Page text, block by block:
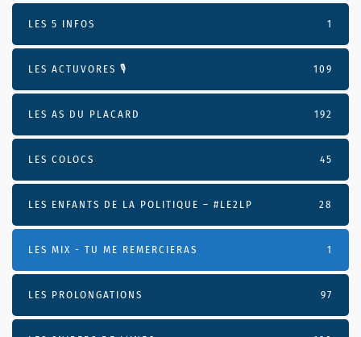
LES 5 INFOS 1
LES ACTUVORES 🎙 109
LES AS DU PLACARD 192
LES COLOCS 45
LES ENFANTS DE LA POLITIQUE – #LE2LP 28
LES MIX - TU ME REMERCIERAS 1
LES PROLONGATIONS 97